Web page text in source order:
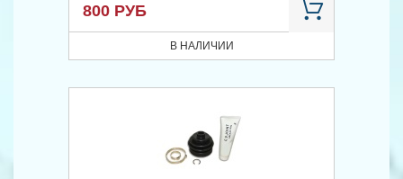
800 РУБ
В НАЛИЧИИ